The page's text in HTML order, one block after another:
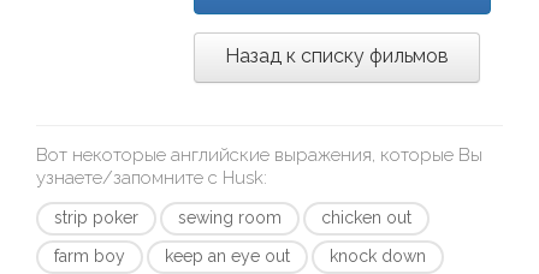
Назад к списку фильмов
Вот некоторые английские выражения, которые Вы
узнаете/запомните с Husk:
strip poker sewing room
chicken out
farm boy
keep an eye out
knock down